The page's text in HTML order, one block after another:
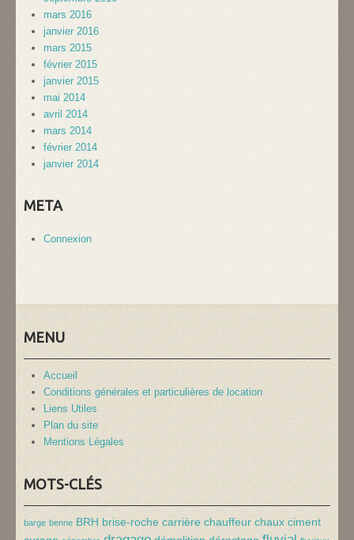
mars 2016
janvier 2016
mars 2015
février 2015
janvier 2015
mai 2014
avril 2014
mars 2014
février 2014
janvier 2014
META
Connexion
MENU
Accueil
Conditions générales et particulières de location
Liens Utiles
Plan du site
Mentions Légales
MOTS-CLÉS
barge benne BRH brise-roche carrière chauffeur chaux ciment